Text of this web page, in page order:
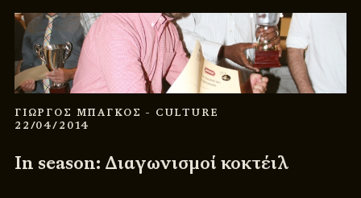
ΓΙΩΡΓΟΣ ΜΠΑΓΚΟΣ - CULTURE
22/04/2014
In season: Διαγωνισμοί κοκτέιλ